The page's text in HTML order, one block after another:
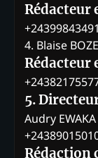
Rédacteur
4. Blaise
Rédacteur
5.
Audry
Rédaction